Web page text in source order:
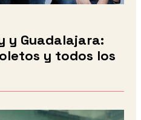
y Guadalajara:
y todos los